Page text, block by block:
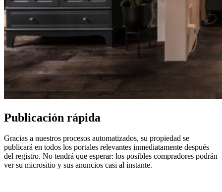
Publicación rápida
Gracias a nuestros procesos automatizados, su propiedad se
publicará en todos los portales relevantes inmediatamente después
del registro. No tendrá que esperar: los posibles compradores podrán
ver su micrositio y sus anuncios casi al instante.